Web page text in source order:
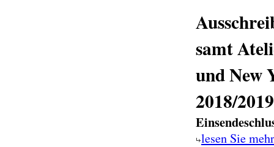
samt
und New
2018/2019
lesen Sie mehr